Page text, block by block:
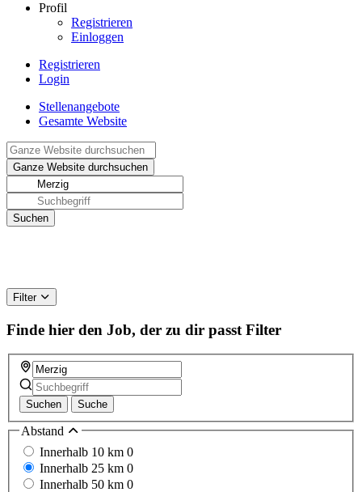
Profil
Registrieren
Einloggen
Registrieren
Login
Stellenangebote
Gesamte Website
Filter
Finde hier den Job, der zu dir passt Filter
Suchen Suche
Abstand
Innerhalb 10 km 0
Innerhalb 25 km 0
Innerhalb 50 km 0